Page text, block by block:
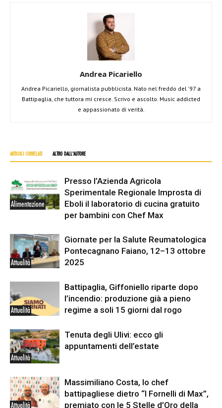
Andrea Picariello
Andrea Picariello, giornalista pubblicista. Nato nel freddo del '97 a
Battipaglia, che tuttora mi cresce. Scrivo e ascolto. Music addicted
e appassionato di verità.
ARTICOLI CORRELATI ALTRO DALL'AUTORE
Alimentazione
Presso l’Azienda Agricola
Sperimentale Regionale Improsta di
Eboli il laboratorio di cucina gratuito
per bambini con Chef Max
Attualità
Giornate per la Salute Reumatologica
Pontecagnano Faiano, 12–13 ottobre
2025
Attualità
Battipaglia, Giffoniello riparte dopo
l’incendio: produzione già a pieno
regime a soli 15 giorni dal rogo
Attualità
Tenuta degli Ulivi: ecco gli
appuntamenti dell’estate
Attualità
Massimiliano Costa, lo chef
battipagliese dietro “I Fornelli di Max”,
premiato con le 5 Stelle d’Oro della